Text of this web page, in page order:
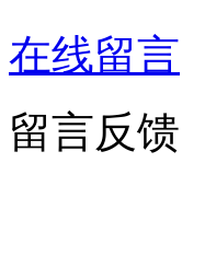
在线留言
留言反馈